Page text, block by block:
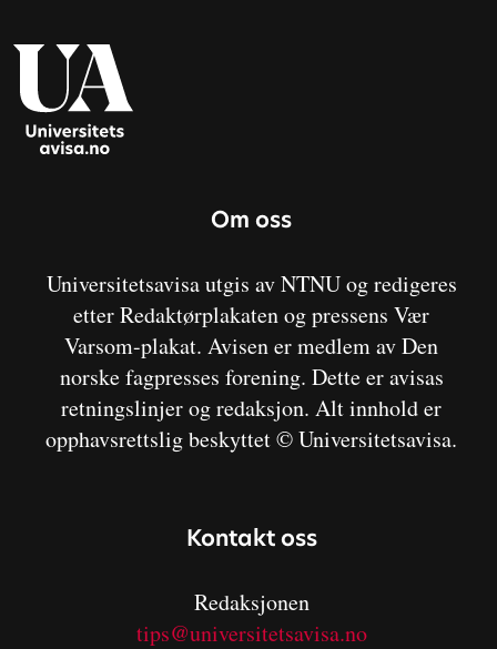
Om oss
Universitetsavisa utgis av NTNU og redigeres
etter Redaktørplakaten og pressens Vær
Varsom-plakat. Avisen er medlem av Den
norske fagpresses forening. Dette er avisas
retningslinjer og redaksjon. Alt innhold er
opphavsrettslig beskyttet © Universitetsavisa.
Kontakt oss
Redaksjonen
tips@universitetsavisa.no